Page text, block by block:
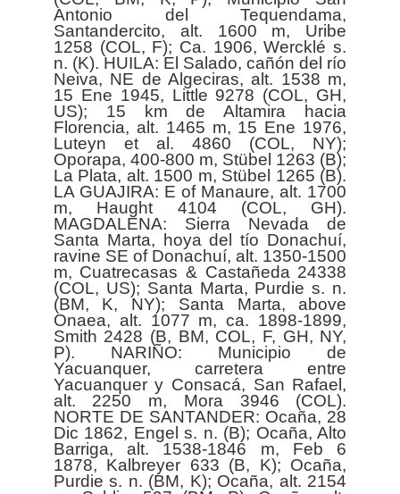
Antonio del Tequendama,
Santandercito, alt. 1600 m, Uribe
1258 (COL, F); Ca. 1906, Wercklé s.
n. (K). HUILA: El Salado, cañón del río
Neiva, NE de Algeciras, alt. 1538 m,
15 Ene 1945, Little 9278 (COL, GH,
US); 15 km de Altamira hacia
Florencia, alt. 1465 m, 15 Ene 1976,
Luteyn et al. 4860 (COL, NY);
Oporapa, 400-800 m, Stübel 1263 (B);
La Plata, alt. 1500 m, Stübel 1265 (B).
LA GUAJIRA: E of Manaure, alt. 1700
m, Haught 4104 (COL, GH).
MAGDALENA: Sierra Nevada de
Santa Marta, hoya del tío Donachuí,
ravine SE of Donachuí, alt. 1350-1500
m, Cuatrecasas & Castañeda 24338
(COL, US); Santa Marta, Purdie s. n.
(BM, K, NY); Santa Marta, above
Onaea, alt. 1077 m, ca. 1898-1899,
Smith 2428 (B, BM, COL, F, GH, NY,
P). NARIÑO: Municipio de
Yacuanquer, carretera entre
Yacuanquer y Consacá, San Rafael,
alt. 2250 m, Mora 3946 (COL).
NORTE DE SANTANDER: Ocaña, 28
Dic 1862, Engel s. n. (B); Ocaña, Alto
Barriga, alt. 1538-1846 m, Feb 6
1878, Kalbreyer 633 (B, K); Ocaña,
Purdie s. n. (BM, K); Ocaña, alt. 2154